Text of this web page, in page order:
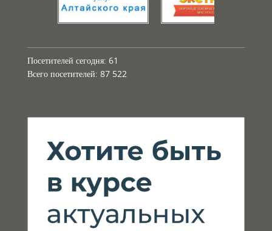
Посетителей сегодня: 61
Всего посетителей: 87 522